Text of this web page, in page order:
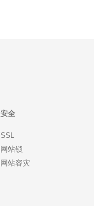
安全
SSL
网站锁
网站容灾